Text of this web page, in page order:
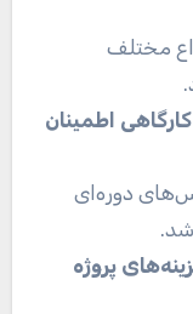
مختلف
.
اطمینان
دوره‌ای
شد.
پروژه